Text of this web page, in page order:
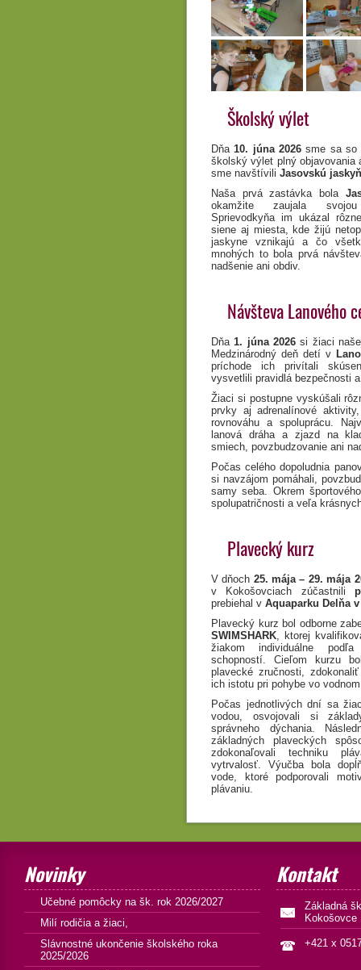
Školský výlet
Dňa10. júna 2026sme sa so
školský výlet plný objavovania
sme navštívili Jasovskú
Naša prvá zastávka bola
okamžite zaujala
Sprievodkyňa im ukázal
siene aj miesta, kde žijú
jaskyne vznikajú a čo
mnohých to bola prvá
nadšenie ani obdiv.
Návšteva Lanového
Dňa1. júna 2026 si žiaci
Medzinárodný deň detí v
príchode ich privítali
vysvetlili pravidlá bezpečnosti
Žiaci si postupne vyskúšali
prvky aj adrenalínové
rovnováhu a spoluprácu.
lanová dráha a zjazd na
smiech, povzbudzovanie ani
Počas celého dopoludnia
si navzájom pomáhali,
samy seba. Okrem
spolupatričnosti a veľa
Plavecký kurz
V dňoch 25. mája – 29. mája
v Kokošovciach zúčastnili
prebiehal v Aquaparku Delňa
Plavecký kurz bol odborne
SWIMSHARK, ktorej
žiakom individuálne
schopností. Cieľom kurzu
plavecké zručnosti,
ich istotu pri pohybe vo
Počas jednotlivých dní sa
vodou, osvojovali si
správneho dýchania.
základných plaveckých
zdokonaľovali techniku
vytrvalosť. Výučba bola
vode, ktoré podporovali
plávaniu.
Novinky
Učebné pomôcky na šk. rok 2026/2027
Milí rodičia a žiaci,
Slávnostné ukončenie školského roka
2025/2026
Kontakt
Základná
Kokošovce
+421 x